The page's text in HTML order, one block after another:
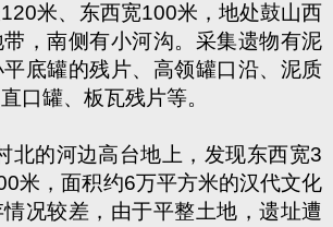
120米、东西宽100米，地处鼓山西
，南侧有小河沟。采集遗物有泥
底罐的残片、高领罐口沿、泥质
口罐、板瓦残片等。
北的河边高台地上，发现东西宽3
米，面积约6万平方米的汉代文化
况较差，由于平整土地，遗址遭